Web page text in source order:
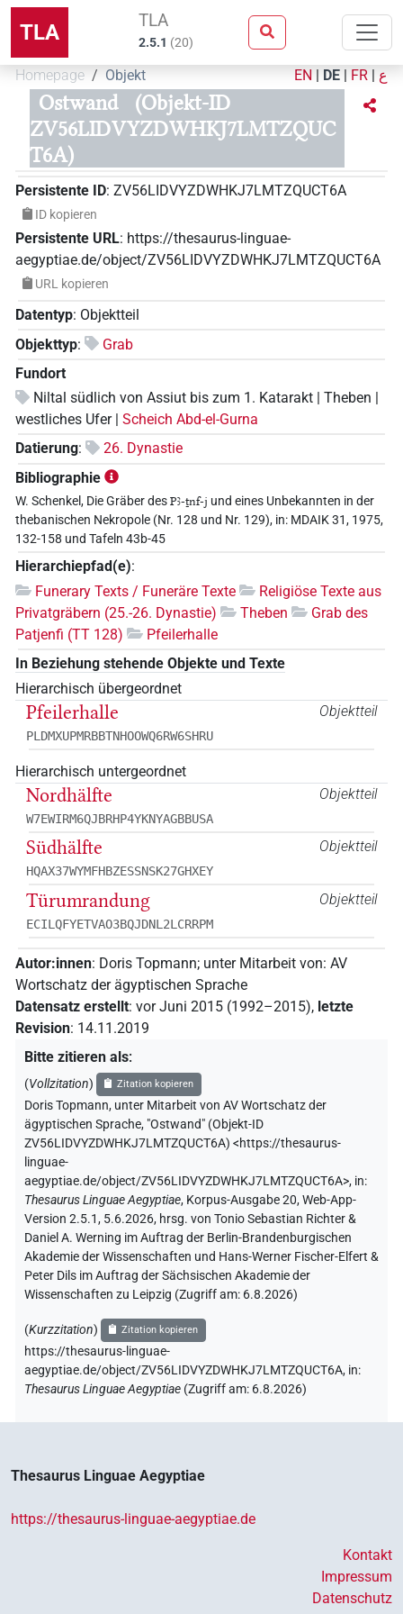
TLA TLA
2.5.1 (20)
Homepage Objekt EN | DE | FR | ع
Ostwand
(Objekt-ID
ZV56LIDVYZDWHKJ7LMTZQUC
T6A)
Persistente ID: ZV56LIDVYZDWHKJ7LMTZQUCT6A
ID kopieren
Persistente URL: https://thesaurus-linguae-
aegyptiae.de/object/ZV56LIDVYZDWHKJ7LMTZQUCT6A
URL kopieren
Datentyp: Objektteil
Objekttyp:
Grab
Fundort
Niltal südlich von Assiut bis zum 1. Katarakt | Theben |
westliches Ufer | Scheich Abd-el-Gurna
Datierung:
26. Dynastie
Bibliographie
W. Schenkel, Die Gräber desPꜣ-ṯnf-j und eines Unbekannten in der
thebanischen Nekropole (Nr. 128 und Nr. 129), in: MDAIK 31, 1975,
132-158 und Tafeln 43b-45
Hierarchiepfad(e):
Funerary Texts / Funeräre Texte
Religiöse Texte aus
Privatgräbern (25.-26. Dynastie)
Theben
Grab des
Patjenfi (TT 128)
Pfeilerhalle
In Beziehung stehende Objekte und Texte
Hierarchisch übergeordnet
Objektteil
Pfeilerhalle
PLDMXUPMRBBTNHOOWQ6RW6SHRU
Hierarchisch untergeordnet
Objektteil
Nordhälfte
W7EWIRM6QJBRHP4YKNYAGBBUSA
Objektteil
Südhälfte
HQAX37WYMFHBZESSNSK27GHXEY
Objektteil
Türumrandung
ECILQFYETVAO3BQJDNL2LCRRPM
Autor:innen: Doris Topmann; unter Mitarbeit von: AV
Wortschatz der ägyptischen Sprache
Datensatz erstellt: vor Juni 2015 (1992–2015), letzte
Revision: 14.11.2019
Bitte zitieren als:
(Vollzitation) Zitation kopieren
Doris Topmann, unter Mitarbeit von AV Wortschatz der
ägyptischen Sprache, "Ostwand" (Objekt-ID
ZV56LIDVYZDWHKJ7LMTZQUCT6A) <https://thesaurus-
linguae-
aegyptiae.de/object/ZV56LIDVYZDWHKJ7LMTZQUCT6A>, in:
Thesaurus Linguae Aegyptiae, Korpus-Ausgabe 20, Web-App-
Version 2.5.1, 5.6.2026, hrsg. von Tonio Sebastian Richter &
Daniel A. Werning im Auftrag der Berlin-Brandenburgischen
Akademie der Wissenschaften und Hans-Werner Fischer-Elfert &
Peter Dils im Auftrag der Sächsischen Akademie der
Wissenschaften zu Leipzig (Zugriff am: 6.8.2026)
(Kurzzitation) Zitation kopieren
https://thesaurus-linguae-
aegyptiae.de/object/ZV56LIDVYZDWHKJ7LMTZQUCT6A, in:
Thesaurus Linguae Aegyptiae (Zugriff am: 6.8.2026)
Thesaurus Linguae Aegyptiae
https://thesaurus-linguae-aegyptiae.de
Kontakt
Impressum
Datenschutz